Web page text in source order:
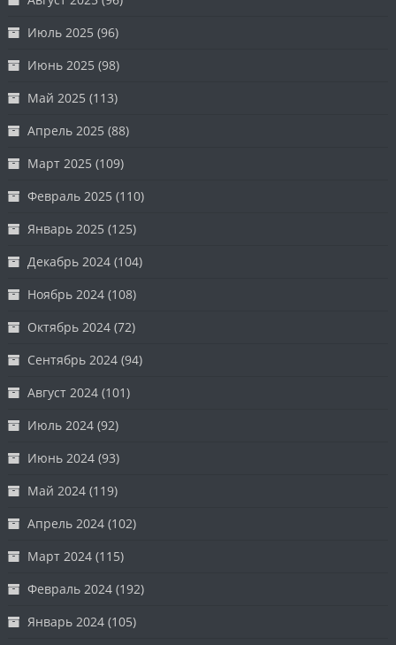
Июль 2025 (96)
Июнь 2025 (98)
Май 2025 (113)
Апрель 2025 (88)
Март 2025 (109)
Февраль 2025 (110)
Январь 2025 (125)
Декабрь 2024 (104)
Ноябрь 2024 (108)
Октябрь 2024 (72)
Сентябрь 2024 (94)
Август 2024 (101)
Июль 2024 (92)
Июнь 2024 (93)
Май 2024 (119)
Апрель 2024 (102)
Март 2024 (115)
Февраль 2024 (192)
Январь 2024 (105)